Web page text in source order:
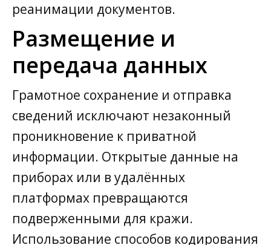
реанимации документов.
Размещение и
передача данных
Грамотное сохранение и отправка
сведений исключают незаконный
проникновение к приватной
информации. Открытые данные на
приборах или в удалённых
платформах превращаются
подверженными для кражи.
Использование способов кодирования